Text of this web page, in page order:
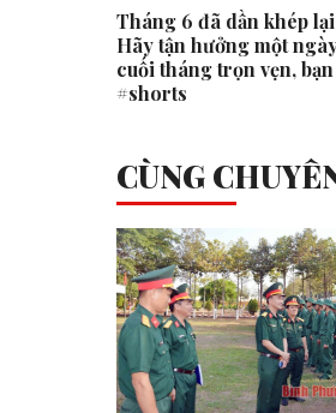
Tháng 6 đã dần khép
Hãy tận hưởng một
cuối tháng trọn vẹn,
#shorts
CÙNG